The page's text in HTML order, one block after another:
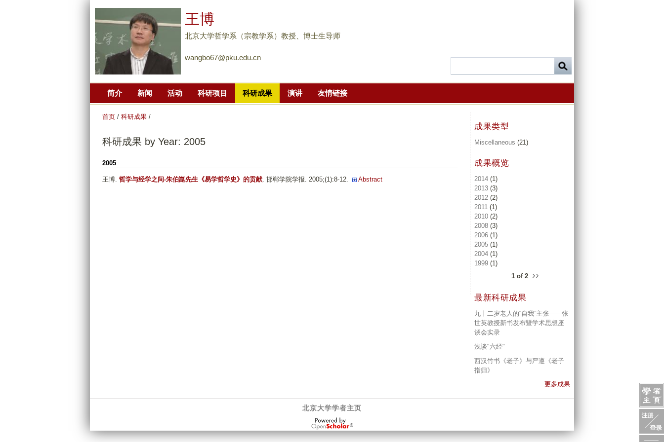
到
主
要
王博
北京大学哲学系（宗教学系）教授、博士生导师
wangbo67@pku.edu.cn
简介 新闻 活动 科研项目 科研成果 演讲 友情链接
首页 / 科研成果 /
科研成果 by Year: 2005
2005
王博. 哲学与经学之间-朱伯崑先生《易学哲学史》的贡献. 邯郸学院学报. 2005;(1):8-12. Abstract
成果类型
Miscellaneous (21)
成果概览
2014 (1)
2013 (3)
2012 (2)
2011 (1)
2010 (2)
2008 (3)
2006 (1)
2005 (1)
2004 (1)
1999 (1)
1 of 2 ››
最新科研成果
九十二岁老人的“自我”主张——张
世英教授新书发布暨学术思想座
谈会实录
浅谈"六经"
西汉竹书《老子》与严遵《老子
指归》
更多成果
北京大学学者主页
OpenScholar